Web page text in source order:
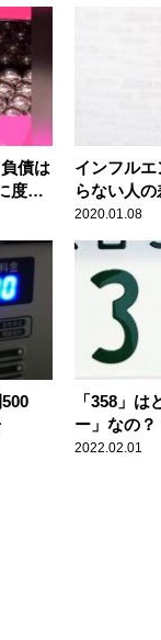
債は
度重
説
インフル
らない人
2020.01.08
「358」
ー」なの？
2022.02.01